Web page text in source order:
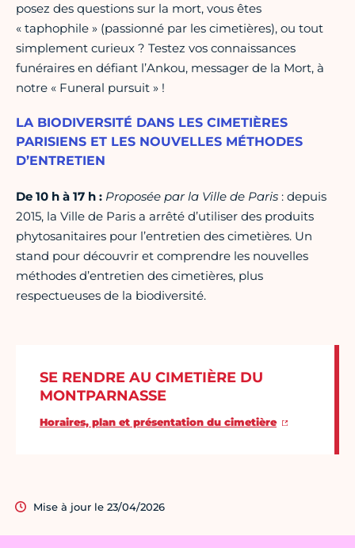
posez des questions sur la mort, vous êtes
« taphophile » (passionné par les cimetières), ou tout
simplement curieux ? Testez vos connaissances
funéraires en défiant l’Ankou, messager de la Mort, à
notre « Funeral pursuit » !
LA BIODIVERSITÉ DANS LES CIMETIÈRES
PARISIENS ET LES NOUVELLES MÉTHODES
D’ENTRETIEN
De 10 h à 17 h : Proposée par la Ville de Paris : depuis
2015, la Ville de Paris a arrêté d’utiliser des produits
phytosanitaires pour l’entretien des cimetières. Un
stand pour découvrir et comprendre les nouvelles
méthodes d’entretien des cimetières, plus
respectueuses de la biodiversité.
SE RENDRE AU CIMETIÈRE DU
MONTPARNASSE
Horaires, plan et présentation du cimetière
Mise à jour le 23/04/2026